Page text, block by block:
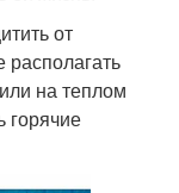
от
на теплом
горячие